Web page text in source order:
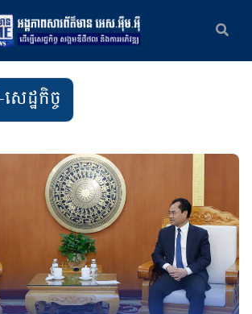
េដ្ឋកិច្ច